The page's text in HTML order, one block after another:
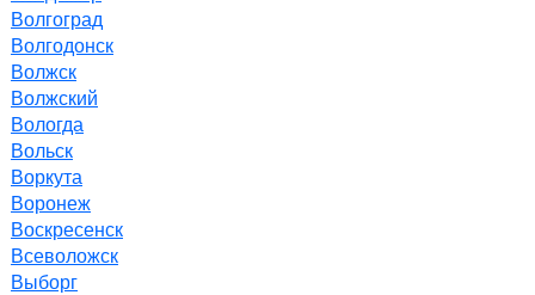
Волгоград
Волгодонск
Волжск
Волжский
Вологда
Вольск
Воркута
Воронеж
Воскресенск
Всеволожск
Выборг